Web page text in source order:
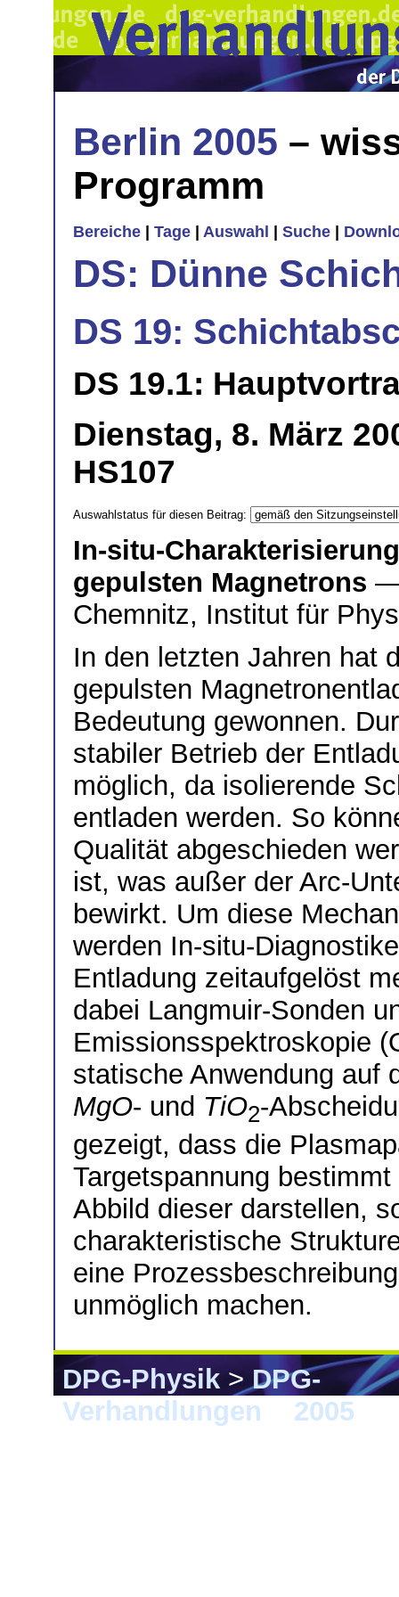
Berlin 2005 –
Programm
Bereiche Tage Auswahl Suche
DS: Dünne
DS 19:
DS 19.1:
Dienstag, 8. März
HS107
Auswahlstatus für diesen Beitrag:
In-situ-
gepulsten Magnetrons —
Chemnitz, Institut für
In den letzten Jahren hat
gepulsten
Bedeutung gewonnen.
stabiler Betrieb der
möglich, da isolierende
entladen werden. So
Qualität abgeschieden
ist, was außer der Arc-
bewirkt. Um diese
werden In-situ-
Entladung zeitaufgelöst
dabei Langmuir-Sonden
Emissionsspektroskopie
statische Anwendung auf
MgO- und TiO2-
gezeigt, dass die
Targetspannung
Abbild dieser darstellen,
charakteristische
eine
unmöglich machen.
DPG-Physik>DPG-
Verhandlungen
2005